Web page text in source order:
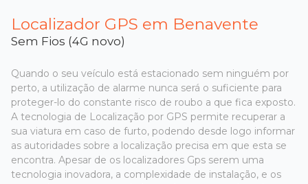
Localizador GPS em Benavente
Sem Fios (4G novo)
Quando o seu veículo está estacionado sem ninguém por
perto, a utilização de alarme nunca será o suficiente para
proteger-lo do constante risco de roubo a que fica exposto.
A tecnologia de Localização por GPS permite recuperar a
sua viatura em caso de furto, podendo desde logo informar
as autoridades sobre a localização precisa em que esta se
encontra. Apesar de os localizadores Gps serem uma
tecnologia inovadora, a complexidade de instalação, e os